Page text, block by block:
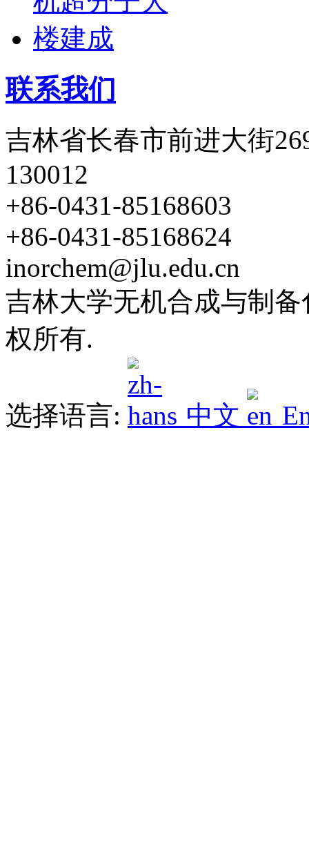
联系我们
吉林省长春市前进大街
130012
+86-0431-85168603
+86-0431-85168624
inorchem@jlu.edu.cn
吉林大学无机合成与制
权所有.
选择语言: 中文